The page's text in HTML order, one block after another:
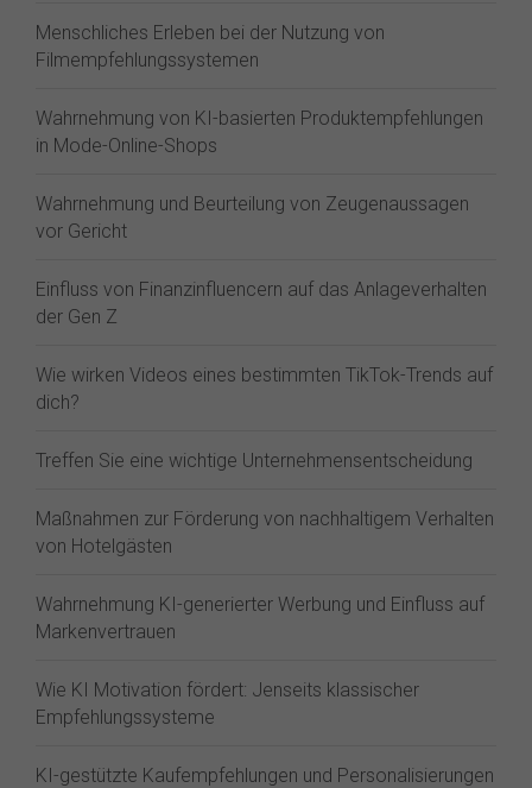
Menschliches Erleben bei der Nutzung von
Filmempfehlungssystemen
Wahrnehmung von KI-basierten Produktempfehlungen
in Mode-Online-Shops
Wahrnehmung und Beurteilung von Zeugenaussagen
vor Gericht
Einfluss von Finanzinfluencern auf das Anlageverhalten
der Gen Z⁠
Wie wirken Videos eines bestimmten TikTok-Trends auf
dich?
Treffen Sie eine wichtige Unternehmensentscheidung
Maßnahmen zur Förderung von nachhaltigem Verhalten
von Hotelgästen
Wahrnehmung KI-generierter Werbung und Einfluss auf
Markenvertrauen
Wie KI Motivation fördert: Jenseits klassischer
Empfehlungssysteme
KI-gestützte Kaufempfehlungen und Personalisierungen